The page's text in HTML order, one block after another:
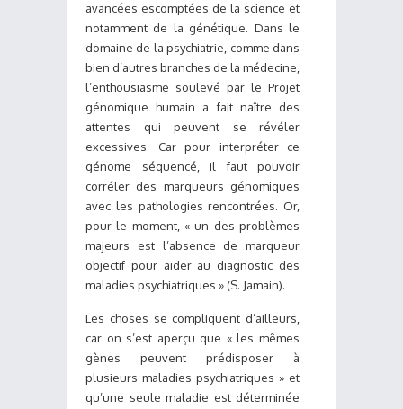
avancées escomptées de la science et
notamment de la génétique. Dans le
domaine de la psychiatrie, comme dans
bien d’autres branches de la médecine,
l’enthousiasme soulevé par le Projet
génomique humain a fait naître des
attentes qui peuvent se révéler
excessives. Car pour interpréter ce
génome séquencé, il faut pouvoir
corréler des marqueurs génomiques
avec les pathologies rencontrées. Or,
pour le moment, « un des problèmes
majeurs est l’absence de marqueur
objectif pour aider au diagnostic des
maladies psychiatriques » (S. Jamain).
Les choses se compliquent d’ailleurs,
car on s’est aperçu que « les mêmes
gènes peuvent prédisposer à
plusieurs maladies psychiatriques » et
qu’une seule maladie est déterminée